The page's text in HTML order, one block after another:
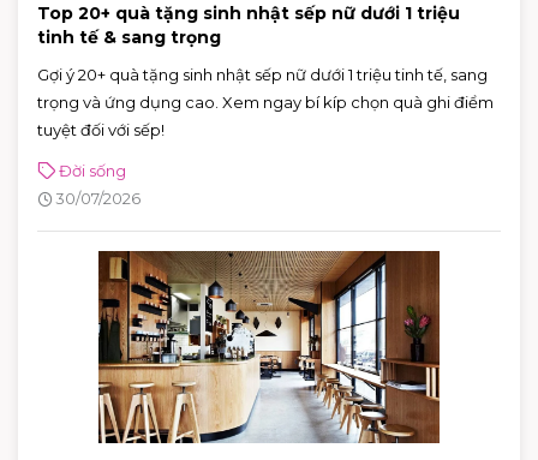
Top 20+ quà tặng sinh nhật sếp nữ dưới 1 triệu
tinh tế & sang trọng
Gợi ý 20+ quà tặng sinh nhật sếp nữ dưới 1 triệu tinh tế, sang
trọng và ứng dụng cao. Xem ngay bí kíp chọn quà ghi điểm
tuyệt đối với sếp!
Đời sống
30/07/2026